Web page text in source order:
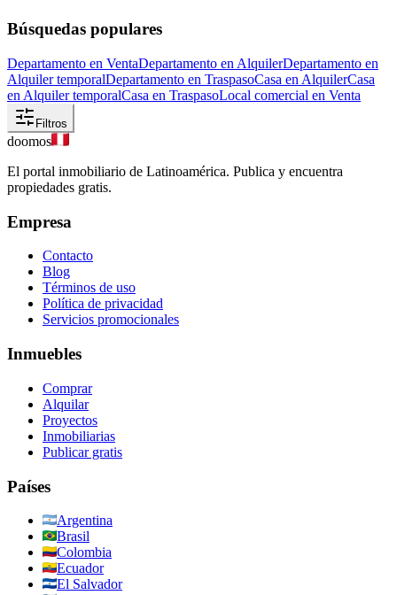
Búsquedas populares
Departamento en VentaDepartamento en AlquilerDepartamento en
Alquiler temporalDepartamento en TraspasoCasa en AlquilerCasa
en Alquiler temporalCasa en TraspasoLocal comercial en Venta
Filtros
doomos
El portal inmobiliario de Latinoamérica. Publica y encuentra
propiedades gratis.
Empresa
Contacto
Blog
Términos de uso
Política de privacidad
Servicios promocionales
Inmuebles
Comprar
Alquilar
Proyectos
Inmobiliarias
Publicar gratis
Países
Argentina
Brasil
Colombia
Ecuador
El Salvador